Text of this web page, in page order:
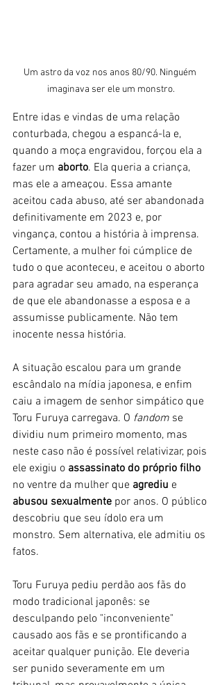
Um astro da voz nos anos 80/90. Ninguém
imaginava ser ele um monstro.
Entre idas e vindas de uma relação
conturbada, chegou a espancá-la e,
quando a moça engravidou, forçou ela a
fazer um aborto. Ela queria a criança,
mas ele a ameaçou. Essa amante
aceitou cada abuso, até ser abandonada
definitivamente em 2023 e, por
vingança, contou a história à imprensa.
Certamente, a mulher foi cúmplice de
tudo o que aconteceu, e aceitou o aborto
para agradar seu amado, na esperança
de que ele abandonasse a esposa e a
assumisse publicamente. Não tem
inocente nessa história.
A situação escalou para um grande
escândalo na mídia japonesa, e enfim
caiu a imagem de senhor simpático que
Toru Furuya carregava. O fandom se
dividiu num primeiro momento, mas
neste caso não é possível relativizar, pois
ele exigiu o assassinato do próprio filho
no ventre da mulher que agrediu e
abusou sexualmente por anos. O público
descobriu que seu ídolo era um
monstro. Sem alternativa, ele admitiu os
fatos.
Toru Furuya pediu perdão aos fãs do
modo tradicional japonês: se
desculpando pelo "inconveniente"
causado aos fãs e se prontificando a
aceitar qualquer punição. Ele deveria
ser punido severamente em um